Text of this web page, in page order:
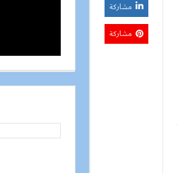
مشاركة
مشاركة